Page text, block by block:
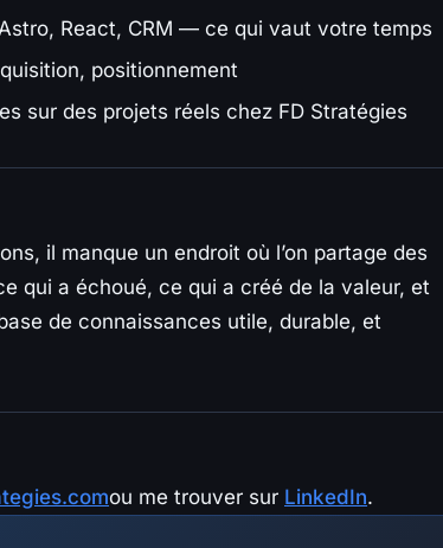
React, CRM — ce qui vaut votre temps
positionnement
sur des projets réels chez FD Stratégies
il manque un endroit où l’on partage des
qui a échoué, ce qui a créé de la valeur, et
de connaissances utile, durable, et
ou me trouver sur LinkedIn.